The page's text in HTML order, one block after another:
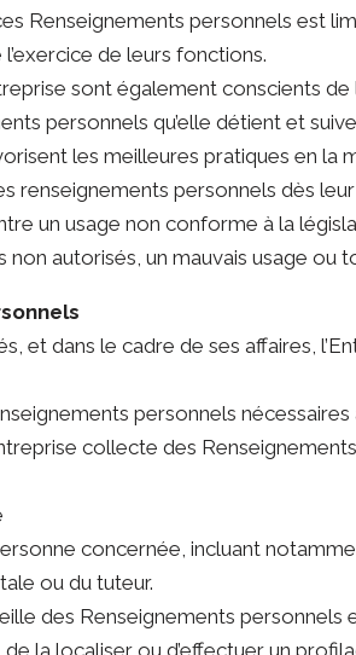
Renseignements personnels est
de leurs fonctions.
sont également conscients de
personnels qu’elle détient et
les meilleures pratiques en la
renseignements personnels dès
un usage non conforme à la
autorisés, un mauvais usage ou
et dans le cadre de ses affaires,
personnels nécessaires
collecte des
concernée, incluant
ou du tuteur.
des Renseignements
la localiser ou d’effectuer un